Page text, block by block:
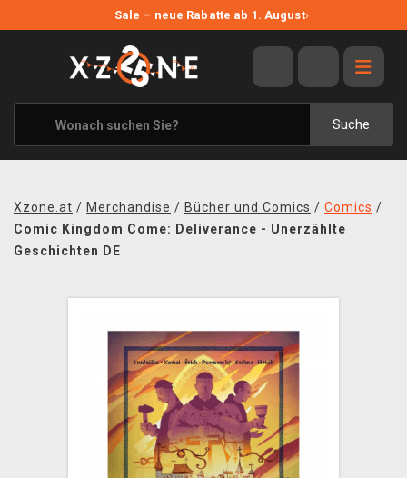
Sale – neue Rabatte ab 1. August›
Suche
ANGEBOTE
ALLE MARKEN
XZONE ORIGINALS
KLEIDUNG & ACCESSOIRES
BÜCHER & COMICS
XZONE CLUB
Xzone.at / Merchandise / Bücher und Comics / Comics /
Comic Kingdom Come: Deliverance - Unerzählte
Geschichten DE